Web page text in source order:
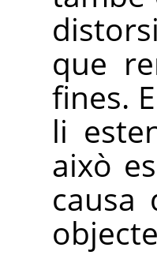
que
fines.
li
això
causa